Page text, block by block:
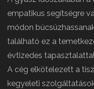
empatikus segítségre
módon
található ez a
évtizedes
A cég elkötelezett a
kegyeleti